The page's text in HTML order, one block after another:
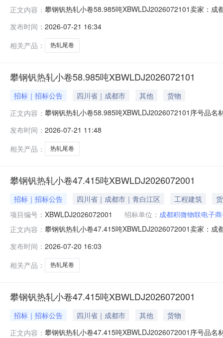
正文内容： 攀钢钒热轧小卷58.985吨XBWLDJ2026072101卖家：
钢钒1/2.275轧烂(因非计划产品的特殊性，可能存在与
发布时间： 2026-07-21 16:34
相关产品：
热轧尾卷
攀钢钒热轧小卷58.985吨XBWLDJ2026072101
招标｜招标公告 四川省｜成都市 其他
货物
正文内容： 攀钢钒热轧小卷58.985吨XBWLDJ2026072101序号品
热轧尾卷（小卷）S355MC(X)2*1145*C攀钢钒1/1.9破
发布时间： 2026-07-21 11:48
相关产品：
热轧尾卷
攀钢钒热轧小卷47.415吨XBWLDJ2026072001
招标｜招标公告 四川省｜成都市｜青白江区 工程建筑
项目编号： XBWLDJ2026072001 招标单位： 成都积微物联电子
正文内容： 攀钢钒热轧小卷47.415吨XBWLDJ2026072001卖家：
1/1.795折边(因非计划产品的特殊性，可能存在与描述
发布时间： 2026-07-20 16:03
相关产品：
热轧尾卷
攀钢钒热轧小卷47.415吨XBWLDJ2026072001
招标｜招标公告 四川省｜成都市 其他
货物
正文内容： 攀钢钒热轧小卷47.415吨XBWLDJ2026072001序号品